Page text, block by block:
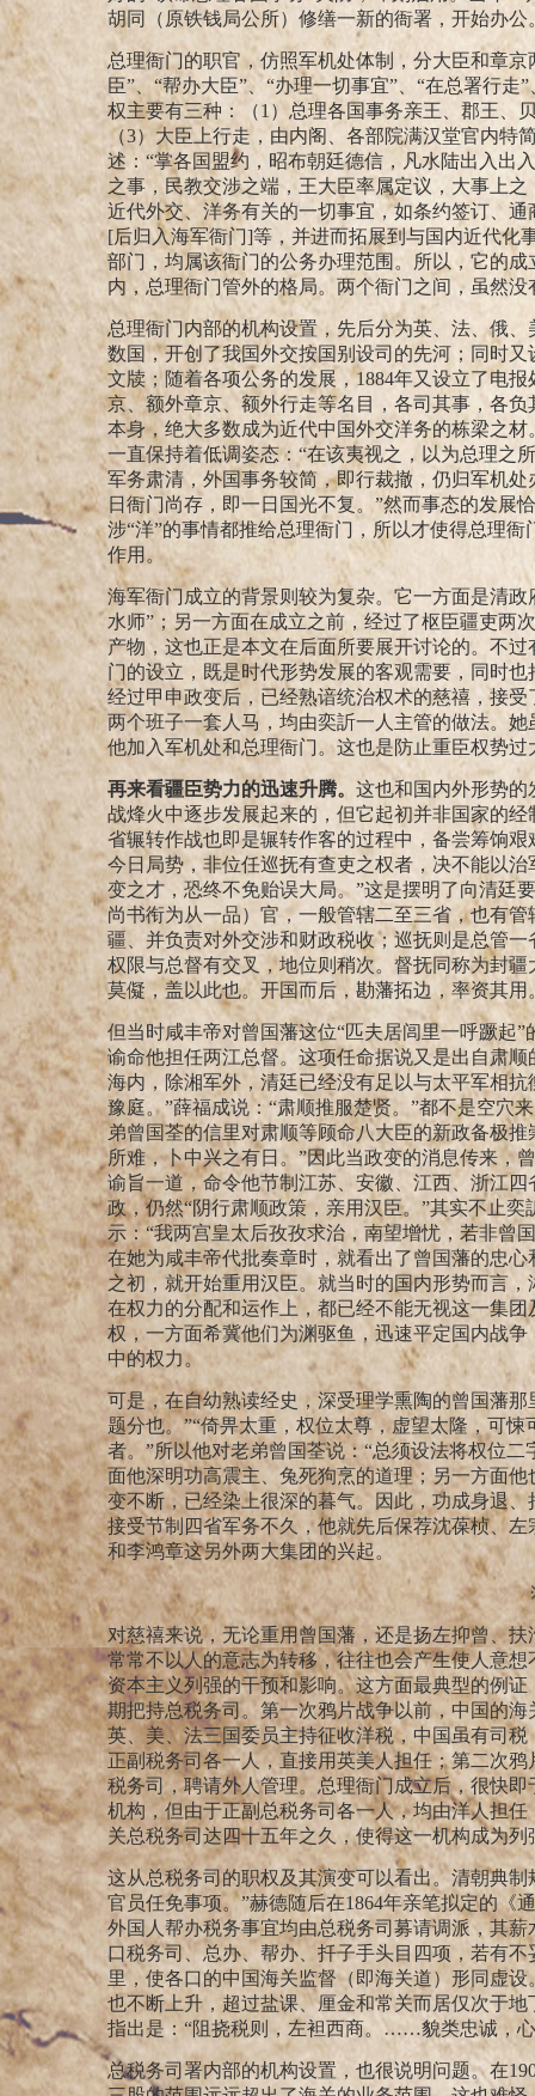
胡同（原铁钱局公所）修缮一新的衙署，开始办公
总理衙门的职官，仿照军机处体制，分大臣和章
臣”、“帮办大臣”、“办理一切事宜”、“在总署行
权主要有三种：（1 ）总理各国事务亲王、郡王、
（3）大臣上行走，由内阁、各部院满汉堂官内特
述：“掌各国盟约，昭布朝廷德信，凡水陆出入出
之事，民教交涉之端，王大臣率属定议，大事上之
近代外交、洋务有关的一切事宜，如条约签订、
[后归入海军衙门]等，并进而拓展到与国内近代化
部门，均属该衙门的公务办理范围。所以，它的
内，总理衙门管外的格局。两个衙门之间，虽然
总理衙门内部的机构设置，先后分为英、法、俄、
数国，开创了我国外交按国别设司的先河；同时
文牍；随着各项公务的发展，1884年又设立了电报
京、额外章京、额外行走等名目，各司其事，各
本身，绝大多数成为近代中国外交洋务的栋梁之
一直保持着低调姿态：“在该夷视之，以为总理之
军务肃清，外国事务较简，即行裁撤，仍归军机处
日衙门尚存，即一日国光不复。”然而事态的发展
涉“洋”的事情都推给总理衙门，所以才使得总理
作用。
海军衙门成立的背景则较为复杂。它一方面是清
水师”；另一方面在成立之前，经过了枢臣疆吏两
产物，这也正是本文在后面所要展开讨论的。不
门的设立，既是时代形势发展的客观需要，同时
经过甲申政变后，已经熟谙统治权术的慈禧，接
两个班子一套人马，均由奕訢一人主管的做法。
他加入军机处和总理衙门。这也是防止重臣权势
再来看疆臣势力的迅速升腾。 这也和国内外形势的
战烽火中逐步发展起来的，但它起初并非国家的
省辗转作战也即是辗转作客的过程中，备尝筹饷艰
今日局势，非位任巡抚有查吏之权者，决不能以
变之才，恐终不免贻误大局。”这是摆明了向清廷
尚书衔为从一品）官，一般管辖二至三省，也有
疆、并负责对外交涉和财政税收；巡抚则是总管
权限与总督有交叉，地位则稍次。督抚同称为封
莫儗，盖以此也。开国而后，勘藩拓边，率资其
但当时咸丰帝对曾国藩这位“匹夫居闾里一呼蹶起”
谕命他担任两江总督。这项任命据说又是出自肃顺
海内，除湘军外，清廷已经没有足以与太平军相
豫庭。”薛福成说：“肃顺推服楚贤。”都不是空穴
弟曾国荃的信里对肃顺等顾命八大臣的新政备极
所难，卜中兴之有日。”因此当政变的消息传来，
谕旨一道，命令他节制江苏、安徽、江西、浙江
政，仍然“阴行肃顺政策，亲用汉臣。”其实不止奕
示：“我两宫皇太后孜孜求治，南望增忧，若非曾
在她为咸丰帝代批奏章时，就看出了曾国藩的忠
之初，就开始重用汉臣。 就当时的国内形势而言
在权力的分配和运作上，都已经不能无视这一集
权，一方面希冀他们为渊驱鱼，迅速平定国内战
中的权力。
可是，在自幼熟读经史，深受理学熏陶的曾国藩
题分也。”“倚畀太重，权位太尊，虚望太隆，可悚
者。”所以他对老弟曾国荃说：“总须设法将权位
面他深明功高震主、兔死狗烹的道理；另一方面
变不断，已经染上很深的暮气。因此，功成身退
接受节制四省军务不久，他就先后保荐沈葆桢、
和李鸿章这另外两大集团的兴起。
对慈禧来说，无论重用曾国藩，还是扬左抑曾、
常常不以人的意志为转移，往往也会产生使人意
资本主义列强的干预和影响。这方面最典型的例
期把持总税务司。第一次鸦片战争以前，中国的
英、美、法三国委员主持征收洋税，中国虽有司税
正副税务司各一人，直接用英美人担任；第二次
税务司，聘请外人管理。总理衙门成立后，很快即
机构，但由于正副总税务司各一人，均由洋人担任
关总税务司达四十五年之久，使得这一机构成为
这从总税务司的职权及其演变可以看出。清朝典
官员任免事项。”赫德随后在1864年亲笔拟定的《
外国人帮办税务事宜均由总税务司募请调派，其
口税务司、总办、帮办、扦子手头目四项，若有
里，使各口的中国海关监督（即海关道）形同虚
也不断上升，超过盐课、厘金和常关而居仅次于地
指出是：“阻挠税则，左袒西商。……貌类忠诚，
总税务司署内部的机构设置，也很说明问题。在